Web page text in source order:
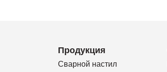
Продукция
Сварной настил